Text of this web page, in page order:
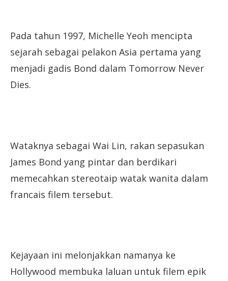
Pada tahun 1997, Michelle Yeoh mencipta
sejarah sebagai pelakon Asia pertama yang
menjadi gadis Bond dalam Tomorrow Never
Dies.
Wataknya sebagai Wai Lin, rakan sepasukan
James Bond yang pintar dan berdikari
memecahkan stereotaip watak wanita dalam
francais filem tersebut.
Kejayaan ini melonjakkan namanya ke
Hollywood membuka laluan untuk filem epik